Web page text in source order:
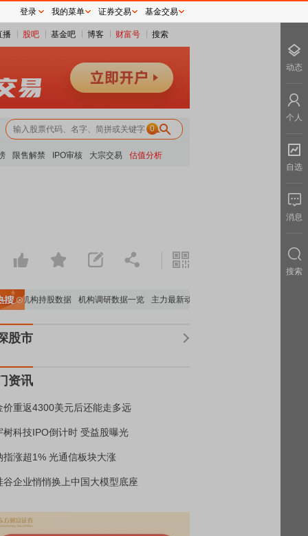
播 股吧 基金吧 博客 财富号 搜索
0
限售解禁 IPO审核 大宗交易 估值分析
要机构持股数据 机构调研数据一览 主力最新动向
股市
资讯
价重返4300美元后还能走多远
树科技IPO倒计时 受益股曝光
指涨超1% 光通信板块大涨
谷企业悄悄换上中国大模型底座
登录 我的菜单 证券交易 基金交易
动态
个人
自选
消息
搜索